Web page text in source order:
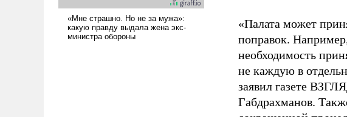
«Палата может
поправок.
необходимость
не каждую в
заявил газете
Габдрахманов.